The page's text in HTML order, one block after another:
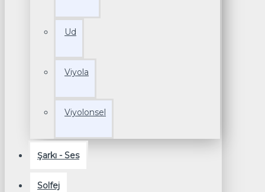
Ud
Viyola
Viyolonsel
Şarkı - Ses
Solfej